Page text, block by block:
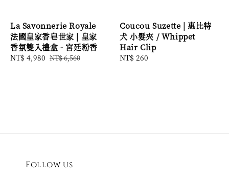
La Savonnerie Royale
法國皇家香皂世家 | 皇家
香氛雙入禮盒 - 宮廷粉香
Sale
NT$ 4,980 Regular
NT$ 6,560
Coucou Suzette | 惠比特
犬 小髮夾 / Whippet
Hair Clip
Regular
NT$ 260
Follow us